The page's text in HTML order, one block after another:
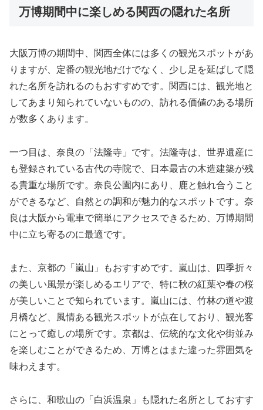
万博期間中に楽しめる関西の隠れた名所
大阪万博の期間中、関西全体には多くの観光スポットがあ
りますが、定番の観光地だけでなく、少し足を延ばして隠
れた名所を訪れるのもおすすめです。関西には、観光地と
してあまり知られていないものの、訪れる価値のある場所
が数多くあります。
一つ目は、奈良の「法隆寺」です。法隆寺は、世界遺産に
も登録されている古代の寺院で、日本最古の木造建築が残
る貴重な場所です。奈良公園内にあり、鹿と触れ合うこと
ができるなど、自然との調和が魅力的なスポットです。奈
良は大阪から電車で簡単にアクセスできるため、万博期間
中に立ち寄るのに最適です。
また、京都の「嵐山」もおすすめです。嵐山は、四季折々
の美しい風景が楽しめるエリアで、特に秋の紅葉や春の桜
が美しいことで知られています。嵐山には、竹林の道や渡
月橋など、風情ある観光スポットが点在しており、観光客
にとって癒しの場所です。京都は、伝統的な文化や街並み
を楽しむことができるため、万博とはまた違った雰囲気を
味わえます。
さらに、和歌山の「白浜温泉」も隠れた名所としておすす